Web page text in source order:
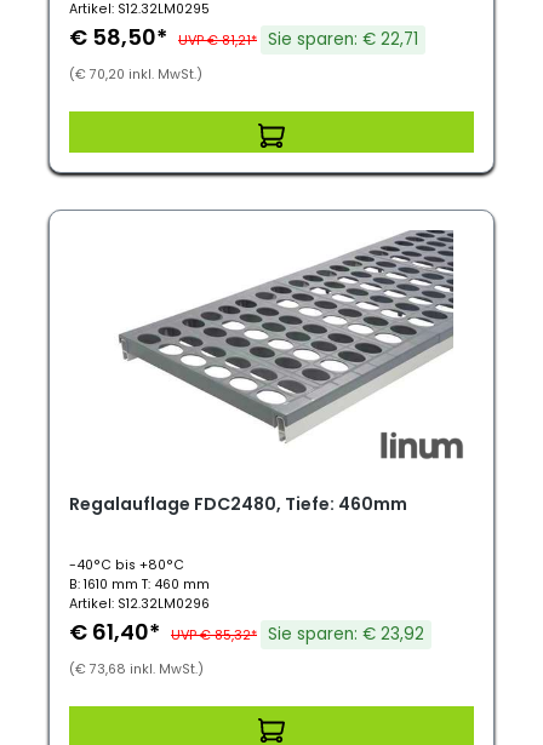
Artikel: S12.32LM0295
€ 58,50* UVP € 81,21* Sie sparen: € 22,71
(€ 70,20 inkl. MwSt.)
Regalauflage FDC2480, Tiefe: 460mm
-40°C bis +80°C
B: 1610 mm T: 460 mm
Artikel: S12.32LM0296
€ 61,40* UVP € 85,32* Sie sparen: € 23,92
(€ 73,68 inkl. MwSt.)